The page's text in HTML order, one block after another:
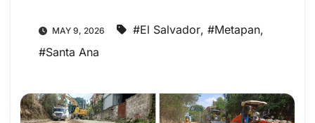
MAY 9, 2026 #El Salvador, #Metapan,
#Santa Ana